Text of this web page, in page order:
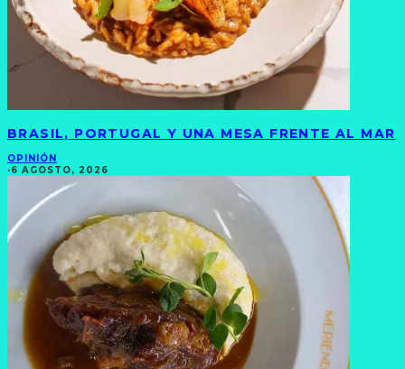
BRASIL, PORTUGAL Y UNA MESA FRENTE AL MAR
OPINIÓN
·6 AGOSTO, 2026